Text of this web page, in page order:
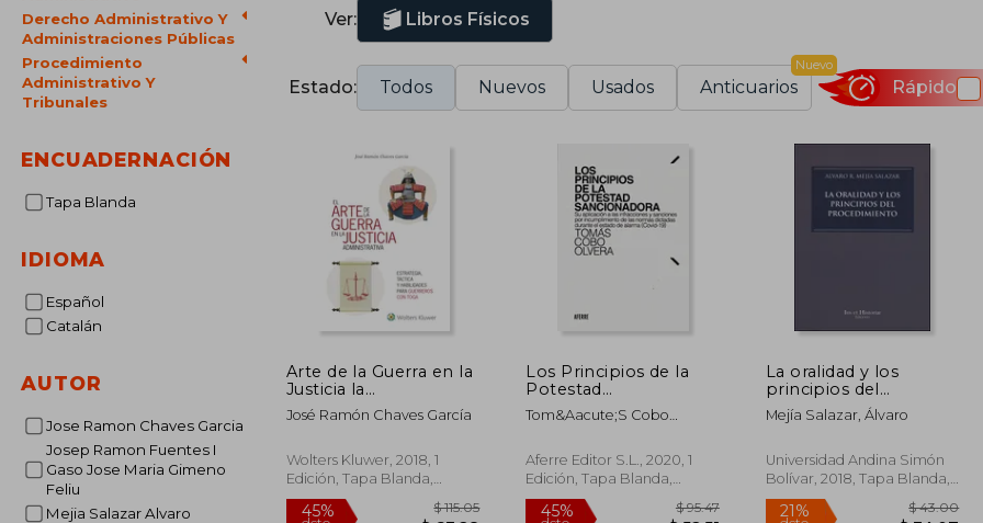
Derecho Administrativo Y
Administraciones Públicas
Procedimiento
Administrativo Y
Tribunales
ENCUADERNACIÓN
Tapa Blanda
IDIOMA
Español
Catalán
AUTOR
Jose Ramon Chaves Garcia
Josep Ramon Fuentes I
Gaso Jose Maria Gimeno
Feliu
Mejia Salazar Alvaro
Ver: Libros Físicos
Estado: Todos Nuevos Usados Anticuarios
Nuevo
Rápido
Arte de la Guerra en la
Justicia la
Administrativa, el
José Ramón Chaves García
Wolters Kluwer, 2018, 1
Edición, Tapa Blanda,
Nuevo
Los Principios de la
Potestad
Sancionadora
Tom&Aacute;S Cobo
Aferre Editor S.L., 2020, 1
Edición, Tapa Blanda,
Nuevo
La oralidad y los
principios del
procedimiento
Mejía Salazar, Álvaro
Universidad Andina Simón
Bolívar, 2018, Tapa Blanda,
Nuevo